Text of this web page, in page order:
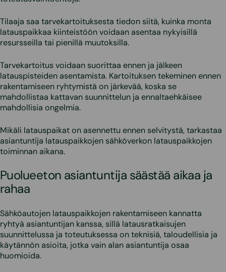
Tilaaja saa tarvekartoituksesta tiedon siitä, kuinka monta
latauspaikkaa kiinteistöön voidaan asentaa nykyisillä
resursseilla tai pienillä muutoksilla.
Tarvekartoitus voidaan suorittaa ennen ja jälkeen
latauspisteiden asentamista. Kartoituksen tekeminen ennen
rakentamiseen ryhtymistä on järkevää, koska se
mahdollistaa kattavan suunnittelun ja ennaltaehkäisee
mahdollisia ongelmia.
Mikäli latauspaikat on asennettu ennen selvitystä, tarkastaa
asiantuntija latauspaikkojen sähköverkon latauspaikkojen
toiminnan aikana.
Puolueeton asiantuntija säästää aikaa ja
rahaa
Sähköautojen latauspaikkojen rakentamiseen kannatta
ryhtyä asiantuntijan kanssa, sillä latausratkaisujen
suunnittelussa ja toteutuksessa on teknisiä, taloudellisia ja
käytännön asioita, jotka vain alan asiantuntija osaa
huomioida.